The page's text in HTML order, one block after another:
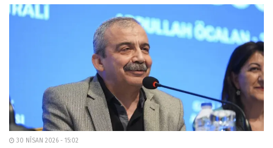
30 NÎSAN 2026 - 15:02